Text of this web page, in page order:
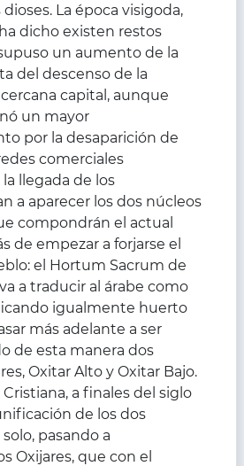
La época visigoda,
dicho existen restos
un aumento de la
del descenso de la
capital, aunque
un mayor
por la desaparición de
comerciales
llegada de los
a aparecer los dos núcleos
compondrán el actual
de empezar a forjarse el
el Hortum Sacrum de
a traducir al árabe como
igualmente huerto
más adelante a ser
de esta manera dos
Oxitar Alto y Oxitar Bajo.
a finales del siglo
de los dos
pasando a
Oxijares, que con el